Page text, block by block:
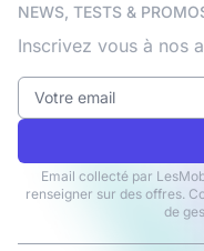
NEWS, TESTS &
Inscrivez vous à nos
Email collecté par
renseigner sur des offres.
de